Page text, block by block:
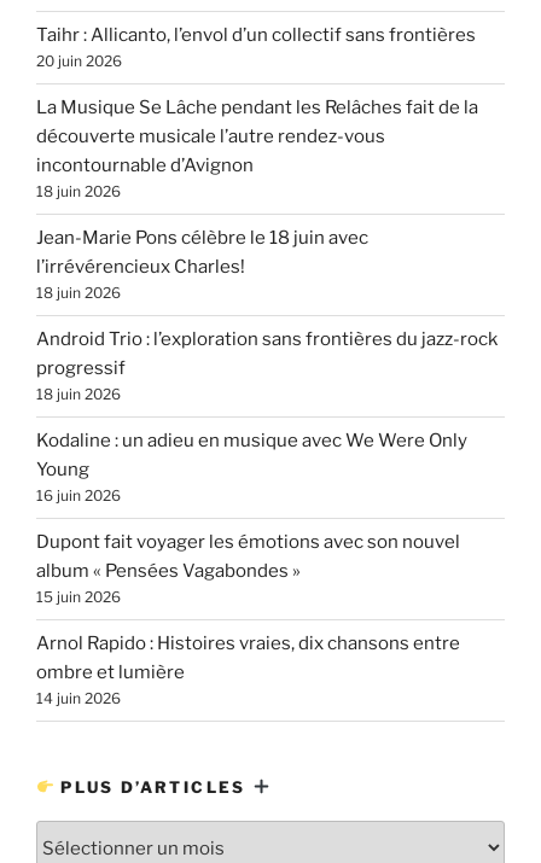
Taihr : Allicanto, l’envol d’un collectif sans frontières
20 juin 2026
La Musique Se Lâche pendant les Relâches fait de la
découverte musicale l’autre rendez-vous
incontournable d’Avignon
18 juin 2026
Jean-Marie Pons célèbre le 18 juin avec
l’irrévérencieux Charles!
18 juin 2026
Android Trio : l’exploration sans frontières du jazz-rock
progressif
18 juin 2026
Kodaline : un adieu en musique avec We Were Only
Young
16 juin 2026
Dupont fait voyager les émotions avec son nouvel
album « Pensées Vagabondes »
15 juin 2026
Arnol Rapido : Histoires vraies, dix chansons entre
ombre et lumière
14 juin 2026
PLUS D’ARTICLES